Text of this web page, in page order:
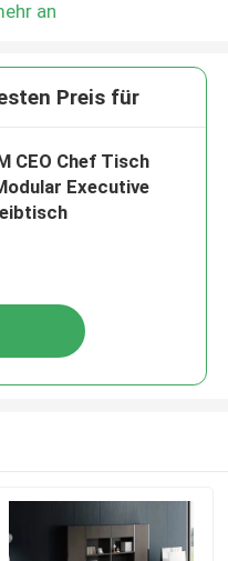
an
Preis für
CEO Chef Tisch
Executive